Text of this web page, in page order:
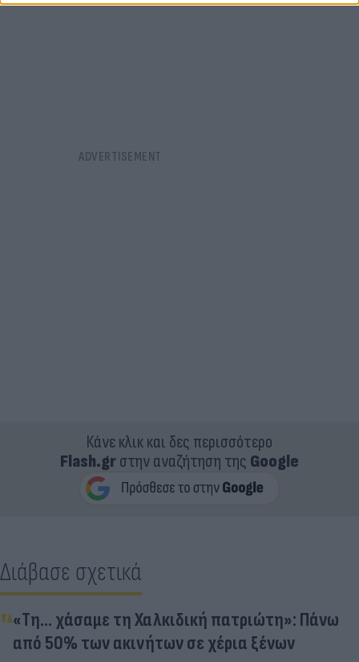
Κάνε κλικ και δες περισσότερο
Flash.grστην αναζήτηση της Google
Διάβασε σχετικά
«Τη... χάσαμε τη Χαλκιδική πατριώτη»: Πάνω
από 50% των ακινήτων σε χέρια ξένων